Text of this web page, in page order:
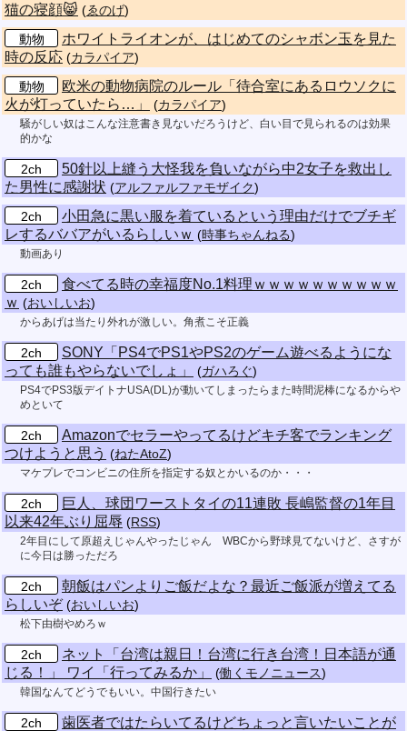
猫の寝顔😸 (ゑのげ)
動物
ホワイトライオンが、はじめてのシャボン玉を見た
時の反応 (カラパイア)
動物
欧米の動物病院のルール「待合室にあるロウソクに
火が灯っていたら…」
(カラパイア)
騒がしい奴はこんな注意書き見ないだろうけど、白い目で見られるのは効果
的かな
2ch
50針以上縫う大怪我を負いながら中2女子を救出し
た男性に感謝状 (アルファルファモザイク)
2ch
小田急に黒い服を着ているという理由だけでブチギ
レするババアがいるらしいｗ (時事ちゃんねる)
動画あり
2ch
食べてる時の幸福度No.1料理ｗｗｗｗｗｗｗｗｗｗ
ｗ (おいしいお)
からあげは当たり外れが激しい。角煮こそ正義
2ch
SONY「PS4でPS1やPS2のゲーム遊べるようにな
っても誰もやらないでしょ」
(ガハろぐ)
PS4でPS3版デイトナUSA(DL)が動いてしまったらまた時間泥棒になるからや
めといて
2ch
Amazonでセラーやってるけどキチ客でランキング
つけようと思う (ねたAtoZ)
マケプレでコンビニの住所を指定する奴とかいるのか・・・
2ch
巨人、球団ワーストタイの11連敗 長嶋監督の1年目
以来42年ぶり屈辱 (RSS)
2年目にして原超えじゃんやったじゃん WBCから野球見てないけど、さすが
に今日は勝っただろ
2ch
朝飯はパンよりご飯だよな？最近ご飯派が増えてる
らしいぞ (おいしいお)
松下由樹やめろｗ
2ch
ネット「台湾は親日！台湾に行き台湾！日本語が通
じる！」 ワイ「行ってみるか」
(働くモノニュース)
韓国なんてどうでもいい。中国行きたい
2ch
歯医者ではたらいてるけどちょっと言いたいことが